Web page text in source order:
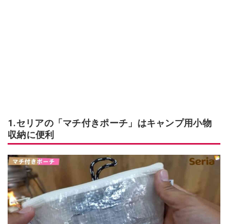
1.セリアの「マチ付きポーチ」はキャンプ用小物
収納に便利